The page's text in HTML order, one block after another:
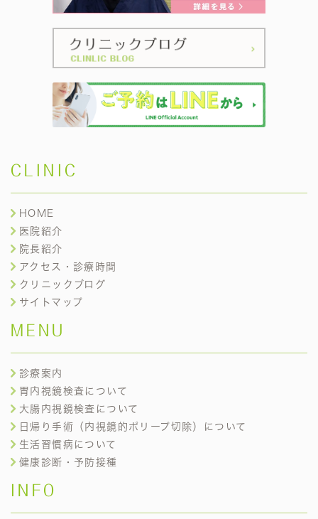
CLINIC
HOME
医院紹介
院長紹介
アクセス・診療時間
クリニックブログ
サイトマップ
MENU
診療案内
胃内視鏡検査について
大腸内視鏡検査について
日帰り手術（内視鏡的ポリープ切除）について
生活習慣病について
健康診断・予防接種
INFO